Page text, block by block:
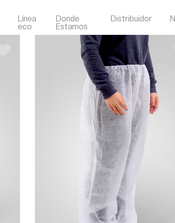
Línea
eco
Donde
Estamos
Distribuidor